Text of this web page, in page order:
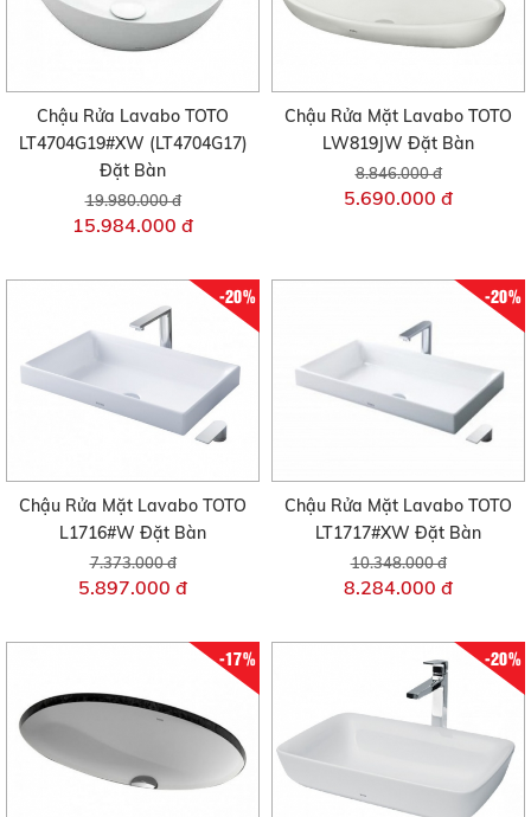
Chậu Rửa Lavabo TOTO
LT4704G19#XW (LT4704G17)
Đặt Bàn
19.980.000 đ
15.984.000 đ
Chậu Rửa Mặt Lavabo TOTO
LW819JW Đặt Bàn
8.846.000 đ
5.690.000 đ
-20%
Chậu Rửa Mặt Lavabo TOTO
L1716#W Đặt Bàn
7.373.000 đ
5.897.000 đ
-20%
Chậu Rửa Mặt Lavabo TOTO
LT1717#XW Đặt Bàn
10.348.000 đ
8.284.000 đ
-17% -20%